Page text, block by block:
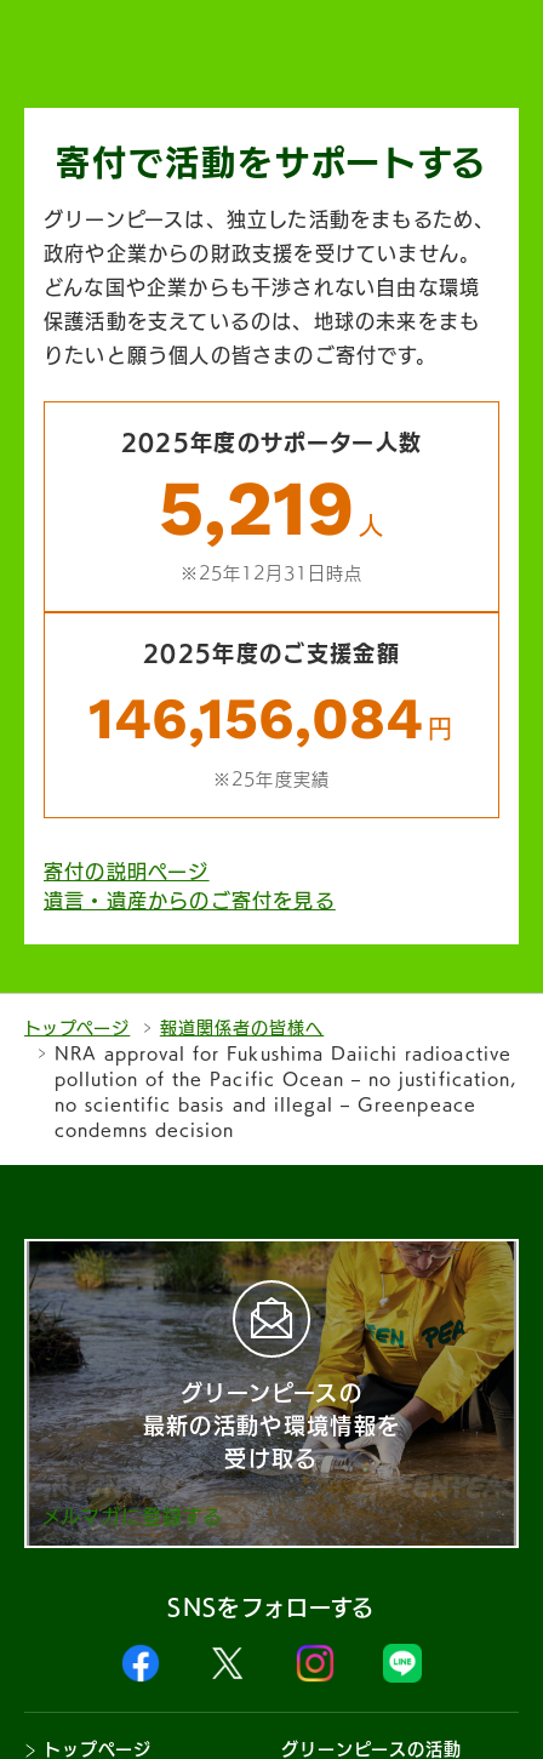
寄付で活動をサポートする
グリーンピースは、独立した活動をまもるため、
政府や企業からの財政支援を受けていません。
どんな国や企業からも干渉されない自由な環境
保護活動を支えているのは、地球の未来をまも
りたいと願う個人の皆さまのご寄付です。
2025年度のサポーター人数
5,219 人
※25年12月31日時点
2025年度のご支援金額
146,156,084 円
※25年度実績
寄付の説明ページ
遺言・遺産からのご寄付を見る
トップページ
報道関係者の皆様へ
NRA approval for Fukushima Daiichi radioactive
pollution of the Pacific Ocean – no justification,
no scientific basis and illegal – Greenpeace
condemns decision
グリーンピースの
最新の活動や環境情報を
受け取る
メルマガに登録する
SNSをフォローする
トップページ グリーンピースの活動